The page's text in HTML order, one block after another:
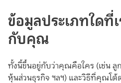
ข้อมูลประเภทใดที่
กับคุณ
ทั้งนี้ขึ้นอยู่กับว่าคุณคือใคร (เช่น
หุ้นส่วนธุรกิจ ฯลฯ) และวิธีที่คุณโต้